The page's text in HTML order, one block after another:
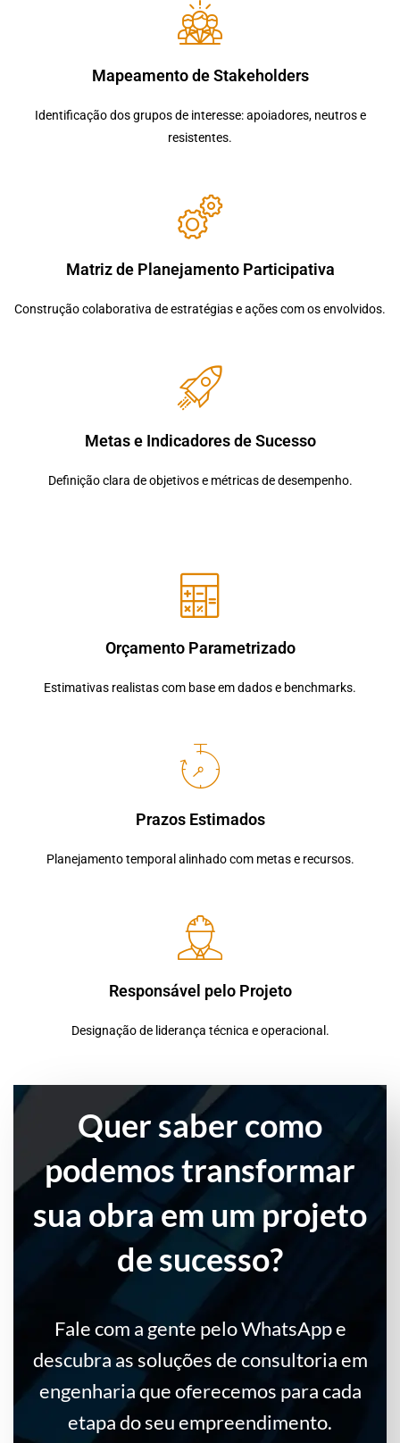
Mapeamento de Stakeholders
Identificação dos grupos de interesse: apoiadores, neutros e
resistentes.
Matriz de Planejamento Participativa
Construção colaborativa de estratégias e ações com os envolvidos.
Metas e Indicadores de Sucesso
Definição clara de objetivos e métricas de desempenho.
Orçamento Parametrizado
Estimativas realistas com base em dados e benchmarks.
Prazos Estimados
Planejamento temporal alinhado com metas e recursos.
Responsável pelo Projeto
Designação de liderança técnica e operacional.
Quer saber como
podemos transformar
sua obra em um projeto
de sucesso?
Fale com a gente pelo WhatsApp e
descubra as soluções de consultoria em
engenharia que oferecemos para cada
etapa do seu empreendimento.